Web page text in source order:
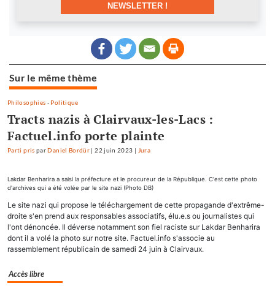
NEWSLETTER !
Sur le même thème
Philosophies - Politique
Tracts nazis à Clairvaux-les-Lacs :
Factuel.info porte plainte
Parti pris parDaniel Bordür |22 juin 2023 | Jura
Lakdar Benharira a saisi la préfecture et le procureur de la République. C'est cette photo
d'archives qui a été volée par le site nazi (Photo DB)
Le site nazi qui propose le téléchargement de cette propagande d'extrême-
droite s'en prend aux responsables associatifs, élu.e.s ou journalistes qui
l'ont dénoncée. Il déverse notamment son fiel raciste sur Lakdar Benharira
dont il a volé la photo sur notre site. Factuel.info s'associe au
rassemblement républicain de samedi 24 juin à Clairvaux.
Accès libre